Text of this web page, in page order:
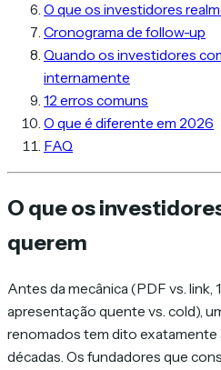
O que os investidores
Cronograma de follow-up
Quando os investidores
internamente
12 erros comuns
O que é diferente em 2026
FAQ
O que os
querem
Antes da mecânica (PDF vs. link,
apresentação quente vs. cold),
renomados tem dito exatamente
décadas. Os fundadores que